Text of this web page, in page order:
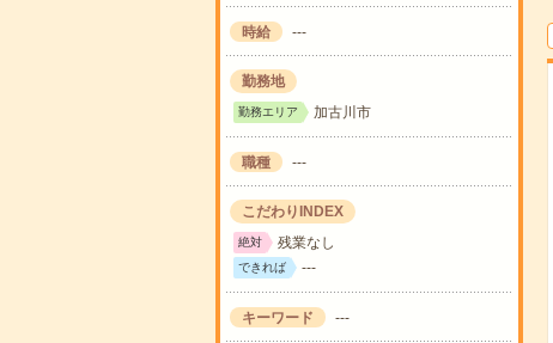
時給 ---
勤務地
勤務エリア 加古川市
職種 ---
こだわりINDEX
絶対 残業なし
できれば ---
キーワード ---